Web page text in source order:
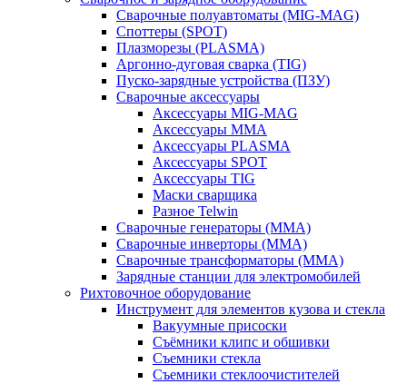
Сварочные полуавтоматы (MIG-MAG)
Споттеры (SPOT)
Плазморезы (PLASMA)
Аргонно-дуговая сварка (TIG)
Пуско-зарядные устройства (ПЗУ)
Сварочные аксессуары
Аксессуары MIG-MAG
Аксессуары MMA
Аксессуары PLASMA
Аксессуары SPOT
Аксессуары TIG
Маски сварщика
Разное Telwin
Сварочные генераторы (MMA)
Сварочные инверторы (MMA)
Сварочные трансформаторы (MMA)
Зарядные станции для электромобилей
Рихтовочное оборудование
Инструмент для элементов кузова и стекла
Вакуумные присоски
Съёмники клипс и обшивки
Съемники стекла
Съемники стеклоочистителей